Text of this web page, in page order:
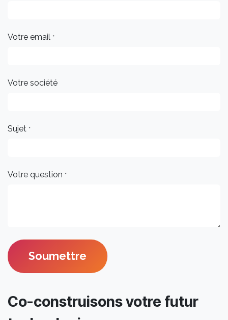
Votre email *
Votre société
Sujet *
Votre question *
Soumettre
Co-construisons votre futur